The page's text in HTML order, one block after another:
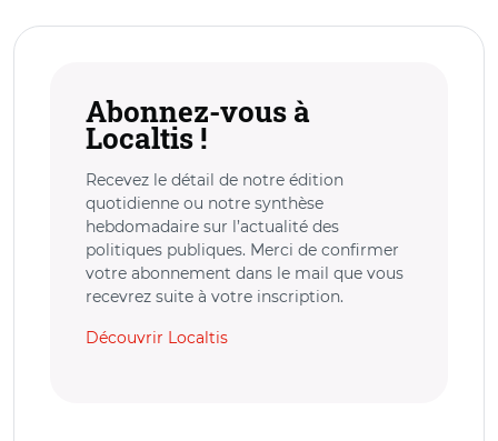
Abonnez-vous à
Localtis !
Recevez le détail de notre édition
quotidienne ou notre synthèse
hebdomadaire sur l’actualité des
politiques publiques. Merci de confirmer
votre abonnement dans le mail que vous
recevrez suite à votre inscription.
Découvrir Localtis